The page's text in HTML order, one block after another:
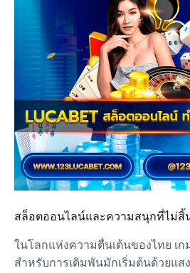
สล็อตออนไลน์และความสนุกที่ไม่สิ้
ในโลกแห่งความตื่นเต้นของไทย เก
สำหรับการเดิมพันมักเริ่มต้นด้วยแส